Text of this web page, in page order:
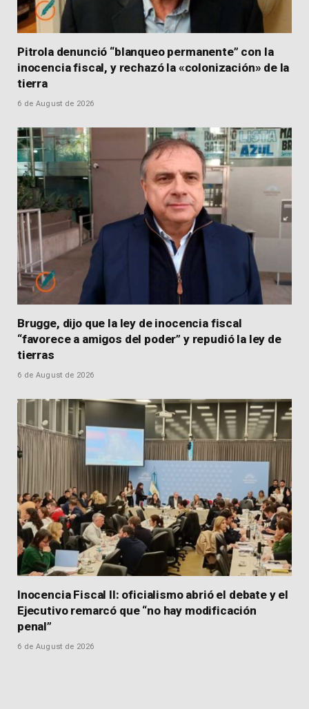
Pitrola denunció “blanqueo permanente” con la
inocencia fiscal, y rechazó la «colonización» de la
tierra
6 de August de 2026
Brugge, dijo que la ley de inocencia fiscal
“favorece a amigos del poder” y repudió la ley de
tierras
6 de August de 2026
Inocencia Fiscal II: oficialismo abrió el debate y el
Ejecutivo remarcó que “no hay modificación
penal”
6 de August de 2026